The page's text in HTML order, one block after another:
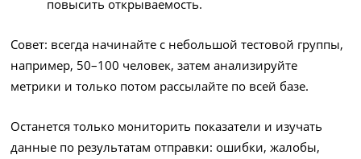
повысить открываемость.
Совет: всегда начинайте с небольшой тестовой группы,
например, 50–100 человек, затем анализируйте
метрики и только потом рассылайте по всей базе.
Останется только мониторить показатели и изучать
данные по результатам отправки: ошибки, жалобы,